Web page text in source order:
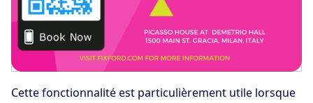
Cette fonctionnalité est particulièrement utile lorsque